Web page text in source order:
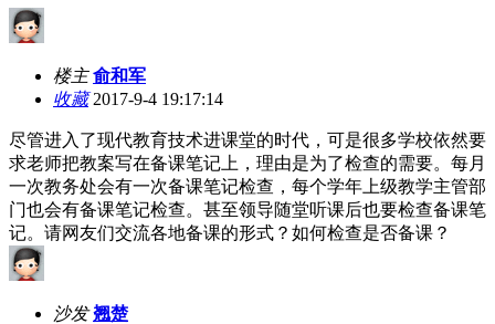
楼主 俞和军
收藏2017-9-4 19:17:14
尽管进入了现代教育技术进课堂的时代，可是很多学校依然要
求老师把教案写在备课笔记上，理由是为了检查的需要。每月
一次教务处会有一次备课笔记检查，每个学年上级教学主管部
门也会有备课笔记检查。甚至领导随堂听课后也要检查备课笔
记。请网友们交流各地备课的形式？如何检查是否备课？
沙发 翘楚